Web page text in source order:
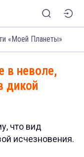
«Моей Планеты»
в неволе,
дикой
что вид
исчезновения.